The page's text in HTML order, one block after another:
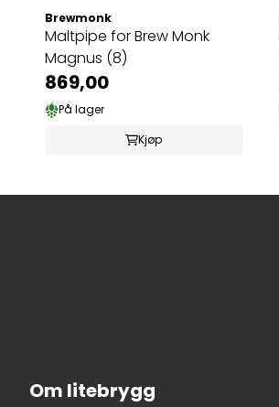
Brewmonk
Maltpipe for Brew Monk
Magnus (8)
869,00
På lager
Kjøp
Om litebrygg